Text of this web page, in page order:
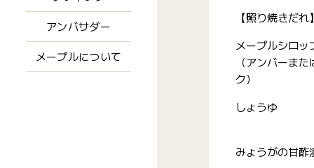
アンバサダー
メープルについて
【照り焼きだれ
メープルシロッ
（アンバーまた
ク）
しょうゆ
みょうがの甘酢